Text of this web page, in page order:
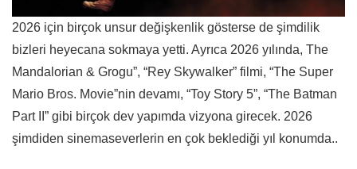
2026 için birçok unsur değişkenlik gösterse de şimdilik
bizleri heyecana sokmaya yetti. Ayrıca 2026 yılında, The
Mandalorian & Grogu”, “Rey Skywalker” filmi, “The Super
Mario Bros. Movie”nin devamı, “Toy Story 5”, “The Batman
Part II” gibi birçok dev yapımda vizyona girecek. 2026
şimdiden sinemaseverlerin en çok beklediği yıl konumda..